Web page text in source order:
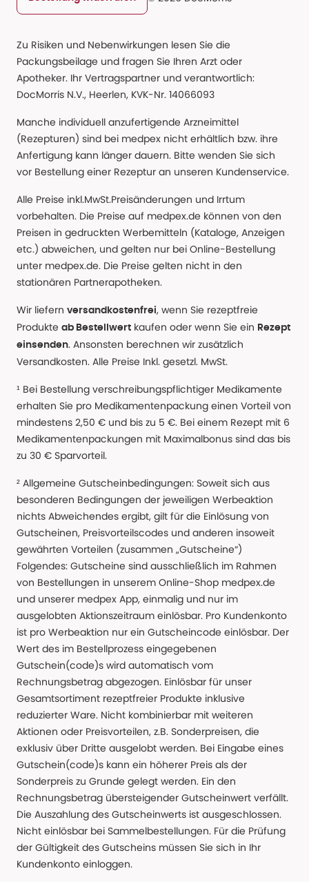
Zu Risiken und Nebenwirkungen lesen Sie die
Packungsbeilage und fragen Sie Ihren Arzt oder
Apotheker. Ihr Vertragspartner und verantwortlich:
DocMorris N.V., Heerlen, KVK-Nr. 14066093
Manche individuell anzufertigende Arzneimittel
(Rezepturen) sind bei medpex nicht erhältlich bzw. ihre
Anfertigung kann länger dauern. Bitte wenden Sie sich
vor Bestellung einer Rezeptur an unseren Kundenservice.
Alle Preise inkl.MwSt.Preisänderungen und Irrtum
vorbehalten. Die Preise auf medpex.de können von den
Preisen in gedruckten Werbemitteln (Kataloge, Anzeigen
etc.) abweichen, und gelten nur bei Online-Bestellung
unter medpex.de. Die Preise gelten nicht in den
stationären Partnerapotheken.
Wir liefern versandkostenfrei, wenn Sie rezeptfreie
Produkte ab Bestellwert kaufen oder wenn Sie ein Rezept
einsenden. Ansonsten berechnen wir zusätzlich
Versandkosten. Alle Preise Inkl. gesetzl. MwSt.
¹ Bei Bestellung verschreibungspflichtiger Medikamente
erhalten Sie pro Medikamentenpackung einen Vorteil von
mindestens 2,50 € und bis zu 5 €. Bei einem Rezept mit 6
Medikamentenpackungen mit Maximalbonus sind das bis
zu 30 € Sparvorteil.
² Allgemeine Gutscheinbedingungen: Soweit sich aus
besonderen Bedingungen der jeweiligen Werbeaktion
nichts Abweichendes ergibt, gilt für die Einlösung von
Gutscheinen, Preisvorteilscodes und anderen insoweit
gewährten Vorteilen (zusammen „Gutscheine“)
Folgendes: Gutscheine sind ausschließlich im Rahmen
von Bestellungen in unserem Online-Shop medpex.de
und unserer medpex App, einmalig und nur im
ausgelobten Aktionszeitraum einlösbar. Pro Kundenkonto
ist pro Werbeaktion nur ein Gutscheincode einlösbar. Der
Wert des im Bestellprozess eingegebenen
Gutschein(code)s wird automatisch vom
Rechnungsbetrag abgezogen. Einlösbar für unser
Gesamtsortiment rezeptfreier Produkte inklusive
reduzierter Ware. Nicht kombinierbar mit weiteren
Aktionen oder Preisvorteilen, z.B. Sonderpreisen, die
exklusiv über Dritte ausgelobt werden. Bei Eingabe eines
Gutschein(code)s kann ein höherer Preis als der
Sonderpreis zu Grunde gelegt werden. Ein den
Rechnungsbetrag übersteigender Gutscheinwert verfällt.
Die Auszahlung des Gutscheinwerts ist ausgeschlossen.
Nicht einlösbar bei Sammelbestellungen. Für die Prüfung
der Gültigkeit des Gutscheins müssen Sie sich in Ihr
Kundenkonto einloggen.